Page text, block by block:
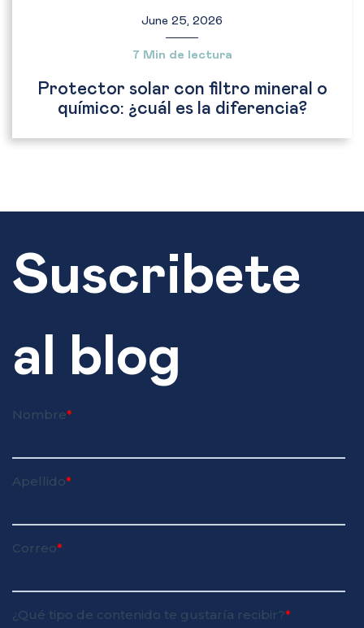
June 25, 2026
7 Min de lectura
Protector solar con filtro mineral o
químico: ¿cuál es la diferencia?
Suscribete
al blog